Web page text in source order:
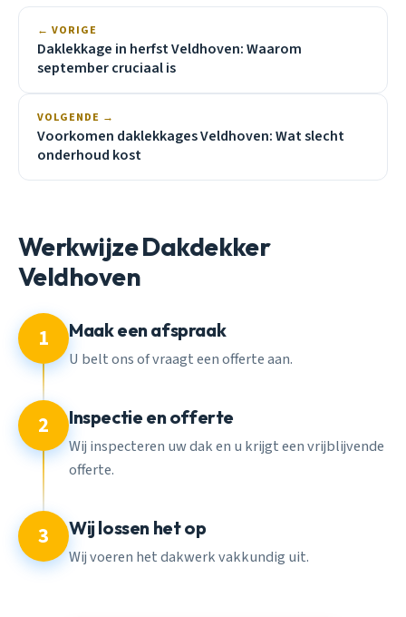
← VORIGE
Daklekkage in herfst Veldhoven: Waarom
september cruciaal is
VOLGENDE →
Voorkomen daklekkages Veldhoven: Wat slecht
onderhoud kost
Werkwijze Dakdekker
Veldhoven
1 Maak een afspraak
U belt ons of vraagt een offerte aan.
2 Inspectie en offerte
Wij inspecteren uw dak en u krijgt een vrijblijvende
offerte.
3 Wij lossen het op
Wij voeren het dakwerk vakkundig uit.